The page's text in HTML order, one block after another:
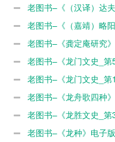
老图书–《（汉译）达
老图书–《（嘉靖）略
老图书–《龚定庵研究
老图书–《龙门文史_
1989》电子版合集
老图书–《龙门文史_
老图书–《龙舟歌四种
老图书–《龙胜文史_
老图书–《龙种》电子